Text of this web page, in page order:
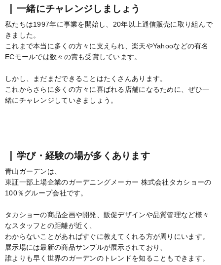
一緒にチャレンジしましょう
私たちは1997年に事業を開始し、20年以上通信販売に取り組んで
きました。
これまで本当に多くの方々に支えられ、楽天やYahooなどの有名
ECモールでは数々の賞も受賞しています。
しかし、まだまだできることはたくさんあります。
これからさらに多くの方々に喜ばれる店舗になるために、ぜひ一
緒にチャレンジしていきましょう。
学び・経験の場が多くあります
青山ガーデンは、
東証一部上場企業のガーデニングメーカー 株式会社タカショーの
100％グループ会社です。
タカショーの商品企画や開発、販促デザインや品質管理など様々
なスタッフとの距離が近く、
わからないことがあればすぐに教えてくれる方が周りにいます。
展示場には最新の商品サンプルが展示されており、
誰よりも早く世界のガーデンのトレンドを知ることもできます。